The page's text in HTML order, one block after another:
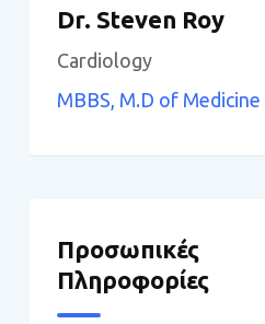
Dr. Steven Roy
Cardiology
MBBS, M.D of Medicine
Προσωπικές
Πληροφορίες